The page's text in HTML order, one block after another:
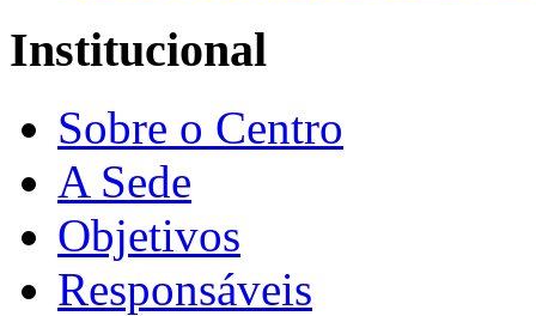
Institucional
Sobre o Centro
A Sede
Objetivos
Responsáveis